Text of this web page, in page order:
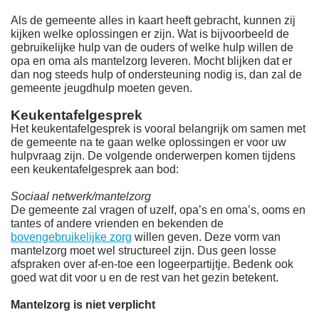
Als de gemeente alles in kaart heeft gebracht, kunnen zij
kijken welke oplossingen er zijn. Wat is bijvoorbeeld de
gebruikelijke hulp van de ouders of welke hulp willen de
opa en oma als mantelzorg leveren. Mocht blijken dat er
dan nog steeds hulp of ondersteuning nodig is, dan zal de
gemeente jeugdhulp moeten geven.
Keukentafelgesprek
Het keukentafelgesprek is vooral belangrijk om samen met
de gemeente na te gaan welke oplossingen er voor uw
hulpvraag zijn. De volgende onderwerpen komen tijdens
een keukentafelgesprek aan bod:
Sociaal netwerk/mantelzorg
De gemeente zal vragen of uzelf, opa’s en oma’s, ooms en
tantes of andere vrienden en bekenden de
bovengebruikelijke zorg willen geven. Deze vorm van
mantelzorg moet wel structureel zijn. Dus geen losse
afspraken over af-en-toe een logeerpartijtje. Bedenk ook
goed wat dit voor u en de rest van het gezin betekent.
Mantelzorg is niet verplicht